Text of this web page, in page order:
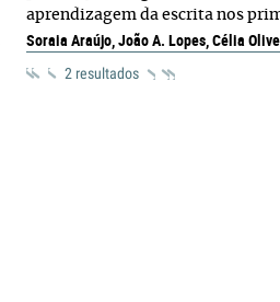
aprendizagem da escrita nos
Soraia Araújo, João A. Lopes, Célia
2 resultados